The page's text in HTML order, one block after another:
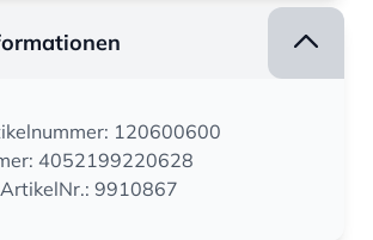
120600600
4052199220628
9910867